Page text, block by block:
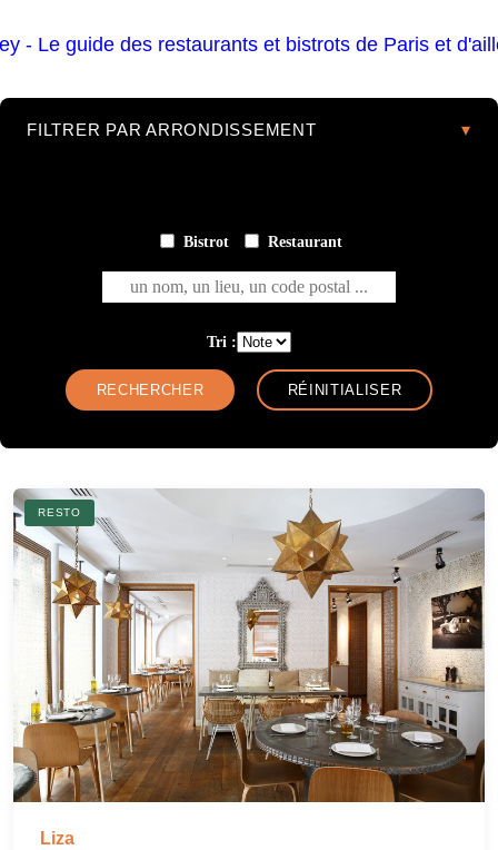
FILTRER PAR ARRONDISSEMENT
Bistrot Restaurant
un nom, un lieu, un code postal ...
Tri :
RESTO
Liza